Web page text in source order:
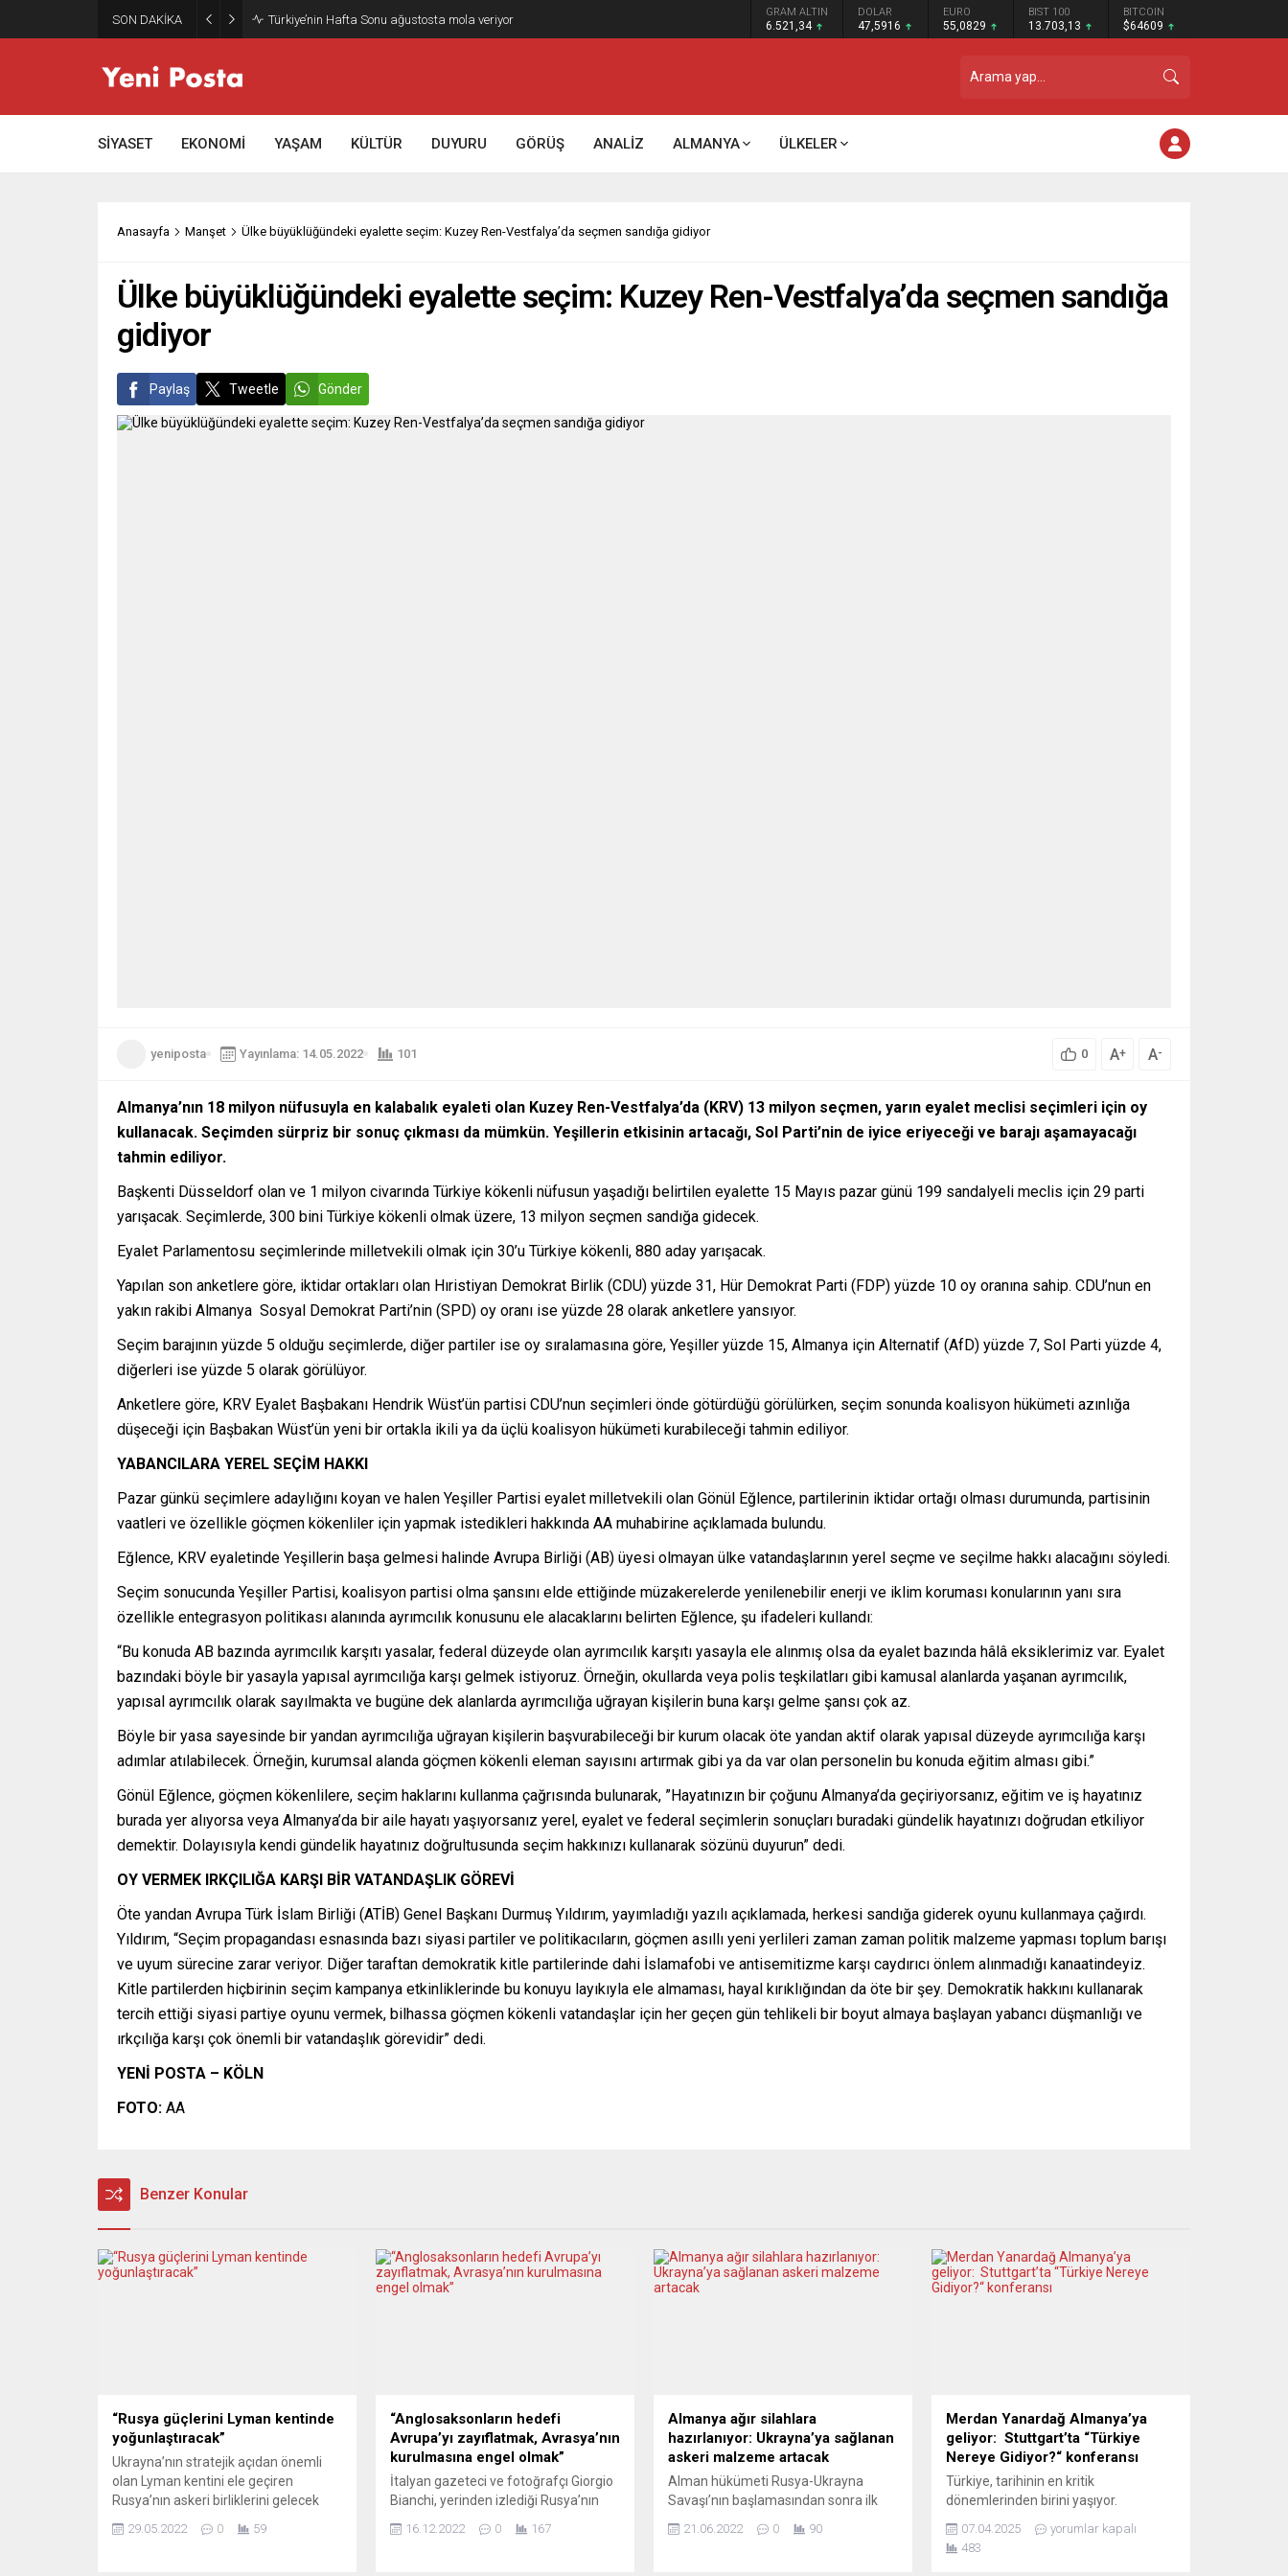
SON DAKİKA Gazze’nin geleceği: Teknokratik kontrol mü, kolonializm mi? GRAM ALTIN
6.521,34
DOLAR
47,5916
EURO
55,0829
BIST 100
13.703,13
BITCOIN
$64609
SİYASET EKONOMİ YAŞAM KÜLTÜR DUYURU GÖRÜŞ ANALİZ ALMANYA ÜLKELER
Anasayfa Manşet Ülke büyüklüğündeki eyalette seçim: Kuzey Ren-Vestfalya’da seçmen sandığa gidiyor
Ülke büyüklüğündeki eyalette seçim: Kuzey Ren-Vestfalya’da seçmen sandığa
gidiyor
Paylaş Tweetle Gönder
yeniposta Yayınlama: 14.05.2022 101 0 A+ A-
Almanya’nın 18 milyon nüfusuyla en kalabalık eyaleti olan Kuzey Ren-Vestfalya’da (KRV) 13 milyon seçmen, yarın eyalet meclisi seçimleri için oy
kullanacak. Seçimden sürpriz bir sonuç çıkması da mümkün. Yeşillerin etkisinin artacağı, Sol Parti’nin de iyice eriyeceği ve barajı aşamayacağı
tahmin ediliyor.
Başkenti Düsseldorf olan ve 1 milyon civarında Türkiye kökenli nüfusun yaşadığı belirtilen eyalette 15 Mayıs pazar günü 199 sandalyeli meclis için 29 parti
yarışacak. Seçimlerde, 300 bini Türkiye kökenli olmak üzere, 13 milyon seçmen sandığa gidecek.
Eyalet Parlamentosu seçimlerinde milletvekili olmak için 30’u Türkiye kökenli, 880 aday yarışacak.
Yapılan son anketlere göre, iktidar ortakları olan Hıristiyan Demokrat Birlik (CDU) yüzde 31, Hür Demokrat Parti (FDP) yüzde 10 oy oranına sahip. CDU’nun en
yakın rakibi Almanya Sosyal Demokrat Parti’nin (SPD) oy oranı ise yüzde 28 olarak anketlere yansıyor.
Seçim barajının yüzde 5 olduğu seçimlerde, diğer partiler ise oy sıralamasına göre, Yeşiller yüzde 15, Almanya için Alternatif (AfD) yüzde 7, Sol Parti yüzde 4,
diğerleri ise yüzde 5 olarak görülüyor.
Anketlere göre, KRV Eyalet Başbakanı Hendrik Wüst’ün partisi CDU’nun seçimleri önde götürdüğü görülürken, seçim sonunda koalisyon hükümeti azınlığa
düşeceği için Başbakan Wüst’ün yeni bir ortakla ikili ya da üçlü koalisyon hükümeti kurabileceği tahmin ediliyor.
YABANCILARA YEREL SEÇİM HAKKI
Pazar günkü seçimlere adaylığını koyan ve halen Yeşiller Partisi eyalet milletvekili olan Gönül Eğlence, partilerinin iktidar ortağı olması durumunda, partisinin
vaatleri ve özellikle göçmen kökenliler için yapmak istedikleri hakkında AA muhabirine açıklamada bulundu.
Eğlence, KRV eyaletinde Yeşillerin başa gelmesi halinde Avrupa Birliği (AB) üyesi olmayan ülke vatandaşlarının yerel seçme ve seçilme hakkı alacağını söyledi.
Seçim sonucunda Yeşiller Partisi, koalisyon partisi olma şansını elde ettiğinde müzakerelerde yenilenebilir enerji ve iklim koruması konularının yanı sıra
özellikle entegrasyon politikası alanında ayrımcılık konusunu ele alacaklarını belirten Eğlence, şu ifadeleri kullandı:
“Bu konuda AB bazında ayrımcılık karşıtı yasalar, federal düzeyde olan ayrımcılık karşıtı yasayla ele alınmış olsa da eyalet bazında hâlâ eksiklerimiz var. Eyalet
bazındaki böyle bir yasayla yapısal ayrımcılığa karşı gelmek istiyoruz. Örneğin, okullarda veya polis teşkilatları gibi kamusal alanlarda yaşanan ayrımcılık,
yapısal ayrımcılık olarak sayılmakta ve bugüne dek alanlarda ayrımcılığa uğrayan kişilerin buna karşı gelme şansı çok az.
Böyle bir yasa sayesinde bir yandan ayrımcılığa uğrayan kişilerin başvurabileceği bir kurum olacak öte yandan aktif olarak yapısal düzeyde ayrımcılığa karşı
adımlar atılabilecek. Örneğin, kurumsal alanda göçmen kökenli eleman sayısını artırmak gibi ya da var olan personelin bu konuda eğitim alması gibi.”
Gönül Eğlence, göçmen kökenlilere, seçim haklarını kullanma çağrısında bulunarak, ”Hayatınızın bir çoğunu Almanya’da geçiriyorsanız, eğitim ve iş hayatınız
burada yer alıyorsa veya Almanya’da bir aile hayatı yaşıyorsanız yerel, eyalet ve federal seçimlerin sonuçları buradaki gündelik hayatınızı doğrudan etkiliyor
demektir. Dolayısıyla kendi gündelik hayatınız doğrultusunda seçim hakkınızı kullanarak sözünü duyurun” dedi.
OY VERMEK IRKÇILIĞA KARŞI BİR VATANDAŞLIK GÖREVİ
Öte yandan Avrupa Türk İslam Birliği (ATİB) Genel Başkanı Durmuş Yıldırım, yayımladığı yazılı açıklamada, herkesi sandığa giderek oyunu kullanmaya çağırdı.
Yıldırım, “Seçim propagandası esnasında bazı siyasi partiler ve politikacıların, göçmen asıllı yeni yerlileri zaman zaman politik malzeme yapması toplum barışı
ve uyum sürecine zarar veriyor. Diğer taraftan demokratik kitle partilerinde dahi İslamafobi ve antisemitizme karşı caydırıcı önlem alınmadığı kanaatindeyiz.
Kitle partilerden hiçbirinin seçim kampanya etkinliklerinde bu konuyu layıkıyla ele almaması, hayal kırıklığından da öte bir şey. Demokratik hakkını kullanarak
tercih ettiği siyasi partiye oyunu vermek, bilhassa göçmen kökenli vatandaşlar için her geçen gün tehlikeli bir boyut almaya başlayan yabancı düşmanlığı ve
ırkçılığa karşı çok önemli bir vatandaşlık görevidir” dedi.
YENİ POSTA – KÖLN
FOTO: AA
Benzer Konular
“Rusya güçlerini Lyman kentinde
yoğunlaştıracak”
Ukrayna’nın stratejik açıdan önemli
olan Lyman kentini ele geçiren
Rusya’nın askeri birliklerini gelecek
bekleniyor. İngiltere istihbarat
29.05.2022 0 59
“Anglosaksonların hedefi
Avrupa’yı zayıflatmak, Avrasya’nın
kurulmasına engel olmak”
İtalyan gazeteci ve fotoğrafçı Giorgio
Bianchi, yerinden izlediği Rusya’nın
sonucunu Birgül Göker Perdisa’ya
16.12.2022 0 167
Almanya ağır silahlara
hazırlanıyor: Ukrayna’ya sağlanan
askeri malzeme artacak
Alman hükümeti Rusya-Ukrayna
Savaşı’nın başlamasından sonra ilk
malzeme içinde 500 Stinger füzesi,
21.06.2022 0 90
Merdan Yanardağ Almanya’ya
geliyor: Stuttgart’ta “Türkiye
Nereye Gidiyor?“ konferansı
Türkiye, tarihinin en kritik
dönemlerinden birini yaşıyor.
demokratik hakların teker teker yok
edildiği bu karanlık tabloya karşı
07.04.2025
yorumlar kapalı
483